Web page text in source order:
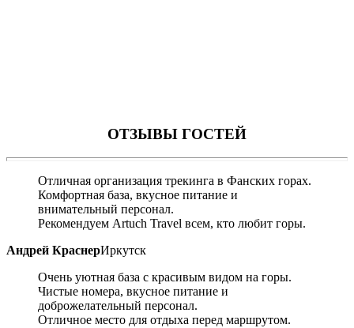
ОТЗЫВЫ ГОСТЕЙ
Отличная организация трекинга в Фанских горах.
Комфортная база, вкусное питание и
внимательный персонал.
Рекомендуем Artuch Travel всем, кто любит горы.
Андрей КраснерИркутск
Очень уютная база с красивым видом на горы.
Чистые номера, вкусное питание и
доброжелательный персонал.
Отличное место для отдыха перед маршрутом.